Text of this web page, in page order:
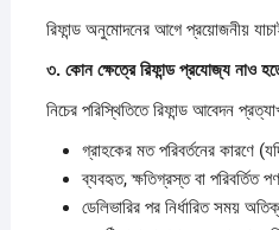
রিফান্ড অনুমোদনের আগে প্রয়োজনীয়
৩. কোনক্ষেত্রেরিফান্ডপ্রযোজ্যনাও
নিচের পরিস্থিতিতে রিফান্ড আবেদন
গ্রাহকের মত পরিবর্তনের কারণে
ব্যবহৃত, ক্ষতিগ্রস্ত বা পরিবর্তিত
ডেলিভারির পর নির্ধারিত সময়